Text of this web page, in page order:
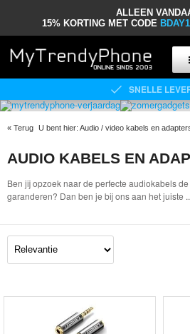
ALLEEN
15% KORTING MET CODE
SNELLE
« Terug U bent hier: Audio / video kabels en
AUDIO KABELS EN
Ben jij opzoek naar de perfecte audiokabels
garanderen? Dan ben je bij ons aan het juiste